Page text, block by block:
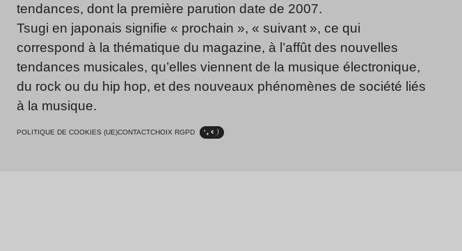
tendances, dont la première parution date de 2007.
Tsugi en japonais signifie « prochain », « suivant », ce qui
correspond à la thématique du magazine, à l’affût des nouvelles
tendances musicales, qu’elles viennent de la musique électronique,
du rock ou du hip hop, et des nouveaux phénomènes de société liés
à la musique.
POLITIQUE DE COOKIES (UE)CONTACTCHOIX RGPD